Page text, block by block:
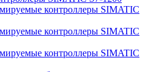
контроллеры SIMATIC
контроллеры SIMATIC
контроллеры SIMATIC